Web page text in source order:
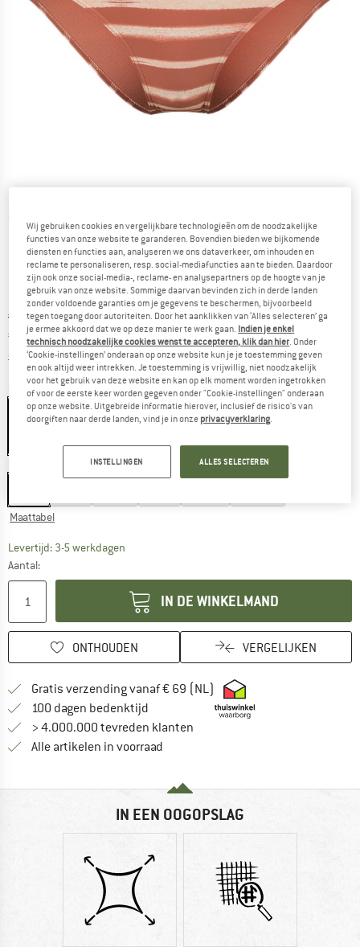
Oorspronkelijke prijs :
€ 32,95
Prijs:
€ 13,18 incl. BTW
excl. VerzendkostenInformatie over de verzendkosten. Opent in een
Kleur:Cedar Wood Happy Stripe
Maattabel
Levertijd: 3-5 werkdagen
Aantal:
IN DE WINKELMAND
ONTHOUDEN VERGELIJKEN
Gratis verzending vanaf € 69 (NL) Vind hier de
100 dagen bedenktijd Vind de betalingsinformatie hier!
> 4.000.000 tevreden klanten
Alle artikelen in voorraad
IN EEN OOGOPSLAG
Wij gebruiken cookies en vergelijkbare technologieën om de noodzakelijke
functies van onze website te garanderen. Bovendien bieden we bijkomende
diensten en functies aan, analyseren we ons dataverkeer, om inhouden en
reclame te personaliseren, resp. social-mediafuncties aan te bieden. Daardoor
zijn ook onze social-media-, reclame- en analysepartners op de hoogte van je
gebruik van onze website. Sommige daarvan bevinden zich in derde landen
zonder voldoende garanties om je gegevens te beschermen, bijvoorbeeld
tegen toegang door autoriteiten. Door het aanklikken van ‘Alles selecteren’ ga
je ermee akkoord dat we op deze manier te werk gaan. Indien je enkel
technisch noodzakelijke cookies wenst te accepteren, klik dan hier . Onder
‘Cookie-instellingen’ onderaan op onze website kun je je toestemming geven
en ook altijd weer intrekken. Je toestemming is vrijwillig, niet noodzakelijk
voor het gebruik van deze website en kan op elk moment worden ingetrokken
of voor de eerste keer worden gegeven onder "Cookie-instellingen" onderaan
op onze website. Uitgebreide informatie hierover, inclusief de risico's van
doorgiften naar derde landen, vind je in onze privacyverklaring
INSTELLINGEN ALLES SELECTEREN